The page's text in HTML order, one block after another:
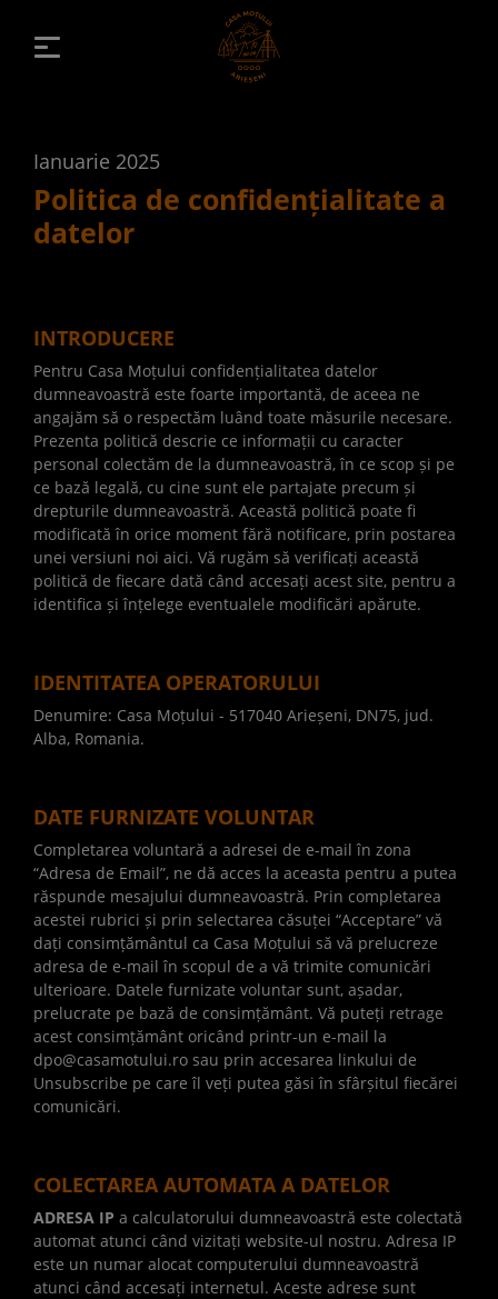
Ianuarie 2025
Politica de confidențialitate a
datelor
INTRODUCERE
Pentru Casa Moțului confidențialitatea datelor
dumneavoastră este foarte importantă, de aceea ne
angajăm să o respectăm luând toate măsurile necesare.
Prezenta politică descrie ce informații cu caracter
personal colectăm de la dumneavoastră, în ce scop și pe
ce bază legală, cu cine sunt ele partajate precum și
drepturile dumneavoastră. Această politică poate fi
modificată în orice moment fără notificare, prin postarea
unei versiuni noi aici. Vă rugăm să verificați această
politică de fiecare dată când accesați acest site, pentru a
identifica și înțelege eventualele modificări apărute.
IDENTITATEA OPERATORULUI
Denumire: Casa Moțului - 517040 Arieșeni, DN75, jud.
Alba, Romania.
DATE FURNIZATE VOLUNTAR
Completarea voluntară a adresei de e-mail în zona
“Adresa de Email”, ne dă acces la aceasta pentru a putea
răspunde mesajului dumneavoastră. Prin completarea
acestei rubrici și prin selectarea căsuței “Acceptare” vă
dați consimțământul ca Casa Moțului să vă prelucreze
adresa de e-mail în scopul de a vă trimite comunicări
ulterioare. Datele furnizate voluntar sunt, așadar,
prelucrate pe bază de consimțământ. Vă puteți retrage
acest consimțământ oricând printr-un e-mail la
dpo@casamotului.ro sau prin accesarea linkului de
Unsubscribe pe care îl veți putea găsi în sfârșitul fiecărei
comunicări.
COLECTAREA AUTOMATA A DATELOR
ADRESA IP a calculatorului dumneavoastră este colectată
automat atunci când vizitați website-ul nostru. Adresa IP
este un numar alocat computerului dumneavoastră
atunci când accesați internetul. Aceste adrese sunt